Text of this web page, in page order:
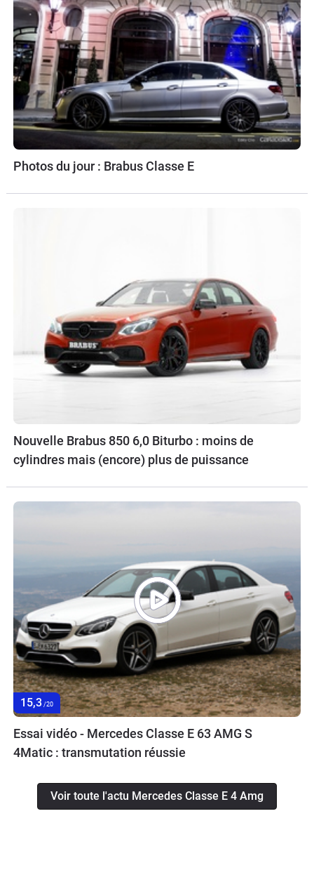
Photos du jour : Brabus Classe E
Nouvelle Brabus 850 6,0 Biturbo : moins de
cylindres mais (encore) plus de puissance
15,3 /20
Essai vidéo - Mercedes Classe E 63 AMG S
4Matic : transmutation réussie
Voir toute l'actu Mercedes Classe E 4 Amg